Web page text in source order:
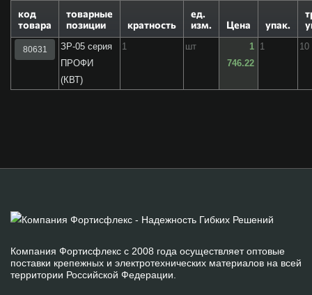
код
товара
товарные
позиции
кратность
ед.
изм.
Цена упак.
80631
ЗР-05 серия
ПРОФИ
(КВТ)
1 шт
1
746.22
1 10
Компания Фортисфлекс с 2008 года осуществляет оптовые
поставки крепежных и электротехнических материалов на всей
территории Российской Федерации.